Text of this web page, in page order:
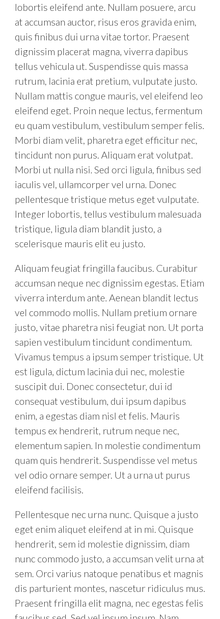
lobortis eleifend ante. Nullam posuere, arcu
at accumsan auctor, risus eros gravida enim,
quis finibus dui urna vitae tortor. Praesent
dignissim placerat magna, viverra dapibus
tellus vehicula ut. Suspendisse quis massa
rutrum, lacinia erat pretium, vulputate justo.
Nullam mattis congue mauris, vel eleifend leo
eleifend eget. Proin neque lectus, fermentum
eu quam vestibulum, vestibulum semper felis.
Morbi diam velit, pharetra eget efficitur nec,
tincidunt non purus. Aliquam erat volutpat.
Morbi ut nulla nisi. Sed orci ligula, finibus sed
iaculis vel, ullamcorper vel urna. Donec
pellentesque tristique metus eget vulputate.
Integer lobortis, tellus vestibulum malesuada
tristique, ligula diam blandit justo, a
scelerisque mauris elit eu justo.
Aliquam feugiat fringilla faucibus. Curabitur
accumsan neque nec dignissim egestas. Etiam
viverra interdum ante. Aenean blandit lectus
vel commodo mollis. Nullam pretium ornare
justo, vitae pharetra nisi feugiat non. Ut porta
sapien vestibulum tincidunt condimentum.
Vivamus tempus a ipsum semper tristique. Ut
est ligula, dictum lacinia dui nec, molestie
suscipit dui. Donec consectetur, dui id
consequat vestibulum, dui ipsum dapibus
enim, a egestas diam nisl et felis. Mauris
tempus ex hendrerit, rutrum neque nec,
elementum sapien. In molestie condimentum
quam quis hendrerit. Suspendisse vel metus
vel odio ornare semper. Ut a urna ut purus
eleifend facilisis.
Pellentesque nec urna nunc. Quisque a justo
eget enim aliquet eleifend at in mi. Quisque
hendrerit, sem id molestie dignissim, diam
nunc commodo justo, a accumsan velit urna at
sem. Orci varius natoque penatibus et magnis
dis parturient montes, nascetur ridiculus mus.
Praesent fringilla elit magna, nec egestas felis